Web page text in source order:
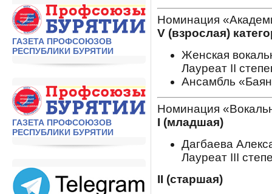
ГАЗЕТА ПРОФСОЮЗОВ
РЕСПУБЛИКИ БУРЯТИИ
ГАЗЕТА ПРОФСОЮЗОВ
РЕСПУБЛИКИ БУРЯТИИ
Номинация
V (взрослая)
Женская
Лауреат II
Ансамбль
Номинация
I (младшая)
Дагбаева
Лауреат III
II (старшая)